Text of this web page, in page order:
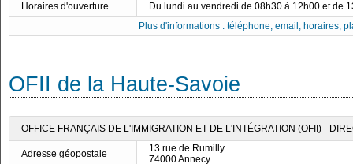
Horaires d'ouverture
Du lundi au vendredi de 08h30 à 12h00 et de
Plus d'informations : téléphone, email, horaires,
OFII de la Haute-Savoie
OFFICE FRANÇAIS DE L'IMMIGRATION ET DE L'INTÉGRATION (OFII) -
Adresse géopostale
13 rue de Rumilly
74000 Annecy